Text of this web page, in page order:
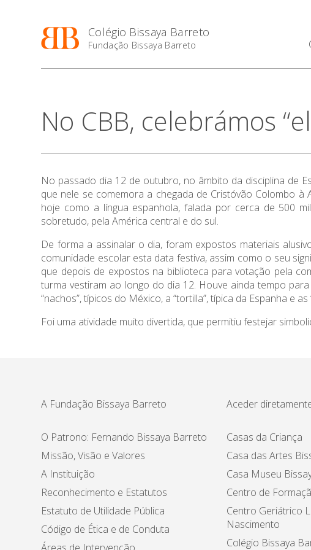
Colégio Bissaya Barreto
Fundação Bissaya Barreto
No CBB, celebrámos
No passado dia 12 de outubro, no âmbito da disciplina de
que nele se comemora a chegada de Cristóvão Colombo
hoje como a língua espanhola, falada por cerca de 500
sobretudo, pela América central e do sul.
De forma a assinalar o dia, foram expostos materiais
comunidade escolar esta data festiva, assim como o seu
que depois de expostos na biblioteca para votação pela
turma vestiram ao longo do dia 12. Houve ainda tempo
“nachos”, típicos do México, a “tortilla”, típica da Espanha e
Foi uma atividade muito divertida, que permitiu festejar
A Fundação Bissaya Barreto
O Patrono: Fernando Bissaya Barreto
Missão, Visão e Valores
A Instituição
Reconhecimento e Estatutos
Estatuto de Utilidade Pública
Código de Ética e de Conduta
Aceder
Casas da Criança
Casa das Artes
Casa Museu
Centro de
Centro Geriátrico
Nascimento
Colégio Bissaya